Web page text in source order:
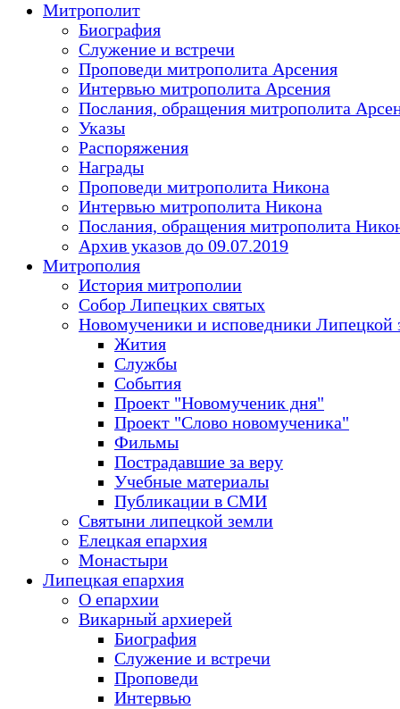
Митрополит
Биография
Служение и встречи
Проповеди митрополита Арсения
Интервью митрополита Арсения
Послания, обращения митрополита
Указы
Распоряжения
Награды
Проповеди митрополита Никона
Интервью митрополита Никона
Послания, обращения митрополита
Архив указов до 09.07.2019
Митрополия
История митрополии
Собор Липецких святых
Новомученики и исповедники Липецкой
Жития
Службы
События
Проект "Новомученик дня"
Проект "Слово новомученика"
Фильмы
Пострадавшие за веру
Учебные материалы
Публикации в СМИ
Святыни липецкой земли
Елецкая епархия
Монастыри
Липецкая епархия
О епархии
Викарный архиерей
Биография
Служение и встречи
Проповеди
Интервью